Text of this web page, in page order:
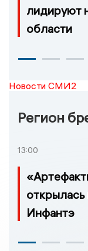
лидируют
области
Новости СМИ2
Регион
13:00
Инфантэ